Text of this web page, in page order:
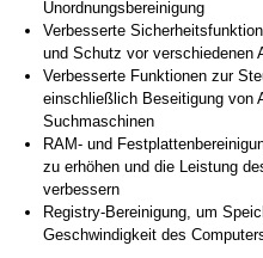
Unordnungsbereinigung
Verbesserte
und Schutz vor verschiedenen
Verbesserte Funktionen zur
einschließlich Beseitigung von
Suchmaschinen
RAM- und
zu erhöhen und die Leistung
verbessern
Registry-Bereinigung, um
Geschwindigkeit des